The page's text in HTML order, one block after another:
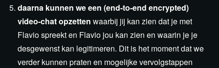
daarna kunnen we een (end-to-end encrypted)
video-chat opzetten waarbij jij kan zien dat je met
Flavio spreekt en Flavio jou kan zien en waarin je je
desgewenst kan legitimeren. Dit is het moment dat we
verder kunnen praten en mogelijke vervolgstappen